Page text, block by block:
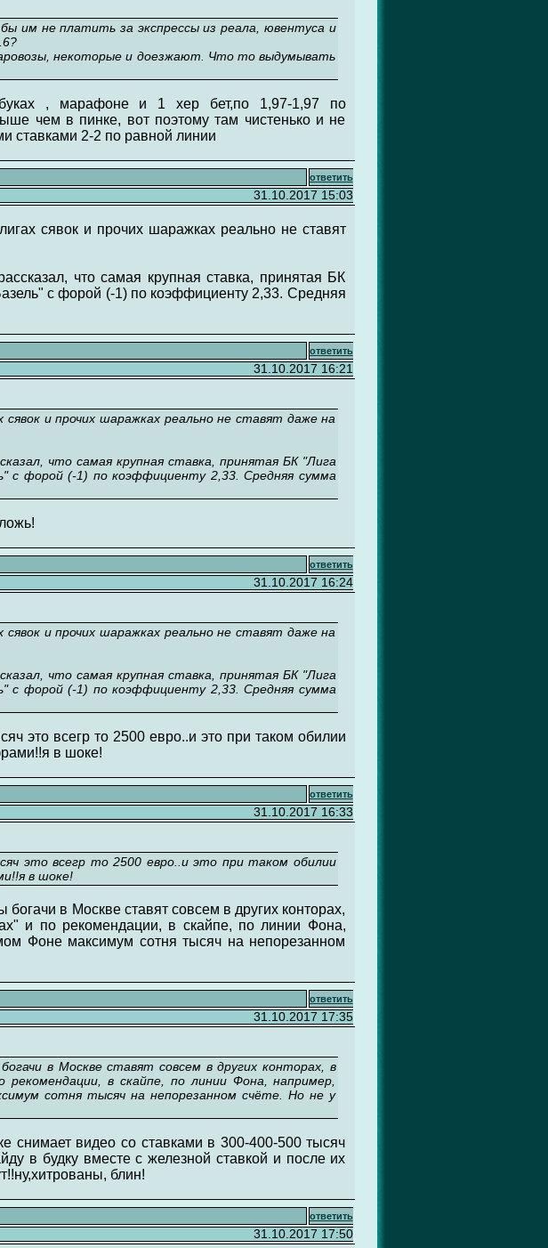
им не платить за экспрессы из реала, ювентуса и
некоторые и доезжают. Что то выдумывать
, марафоне и 1 хер бет,по 1,97-1,97 по
чем в пинке, вот поэтому там чистенько и не
ставками 2-2 по равной линии
ответить
31.10.2017 15:03
сявок и прочих шаражках реально не ставят
что самая крупная ставка, принятая БК
с форой (-1) по коэффициенту 2,33. Средняя
ответить
31.10.2017 16:21
и прочих шаражках реально не ставят даже на
что самая крупная ставка, принятая БК "Лига
форой (-1) по коэффициенту 2,33. Средняя сумма
ответить
31.10.2017 16:24
и прочих шаражках реально не ставят даже на
что самая крупная ставка, принятая БК "Лига
форой (-1) по коэффициенту 2,33. Средняя сумма
это всегр то 2500 евро..и это при таком обилии
в шоке!
ответить
31.10.2017 16:33
это всегр то 2500 евро..и это при таком обилии
в шоке!
в Москве ставят совсем в других конторах,
и по рекомендации, в скайпе, по линии Фона,
Фоне максимум сотня тысяч на непорезанном
ответить
31.10.2017 17:35
в Москве ставят совсем в других конторах, в
в скайпе, по линии Фона, например,
сотня тысяч на непорезанном счёте. Но не у
снимает видео со ставками в 300-400-500 тысяч
в будку вместе с железной ставкой и после их
блин!
ответить
31.10.2017 17:50